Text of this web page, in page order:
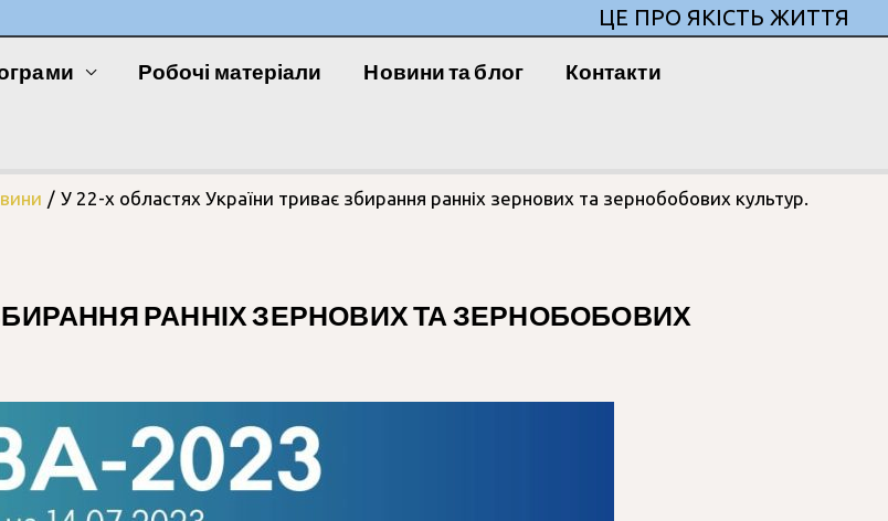
ЦЕ ПРО ЯКІСТЬ ЖИТТЯ
Робочі матеріали Новини та блог Контакти
У 22-х областях України триває збирання ранніх зернових та зернобобових культур.
РАННІХ ЗЕРНОВИХ ТА ЗЕРНОБОБОВИХ